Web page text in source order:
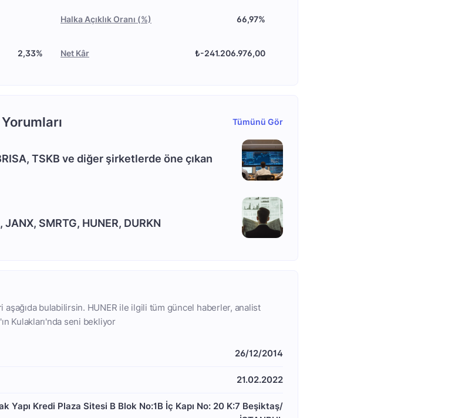
2,33%
Halka Açıklık Oranı (%) 66,97%
Net Kâr ₺-241.206.976,00
Tümünü Gör
TSKB ve diğer şirketlerde öne çıkan
SMRTG, HUNER, DURKN
bulabilirsin. HUNER ile ilgili tüm güncel haberler, analist
Kulakları'nda seni bekliyor
26/12/2014
21.02.2022
Yapı Kredi Plaza Sitesi B Blok No:1B İç Kapı No: 20 K:7 Beşiktaş/